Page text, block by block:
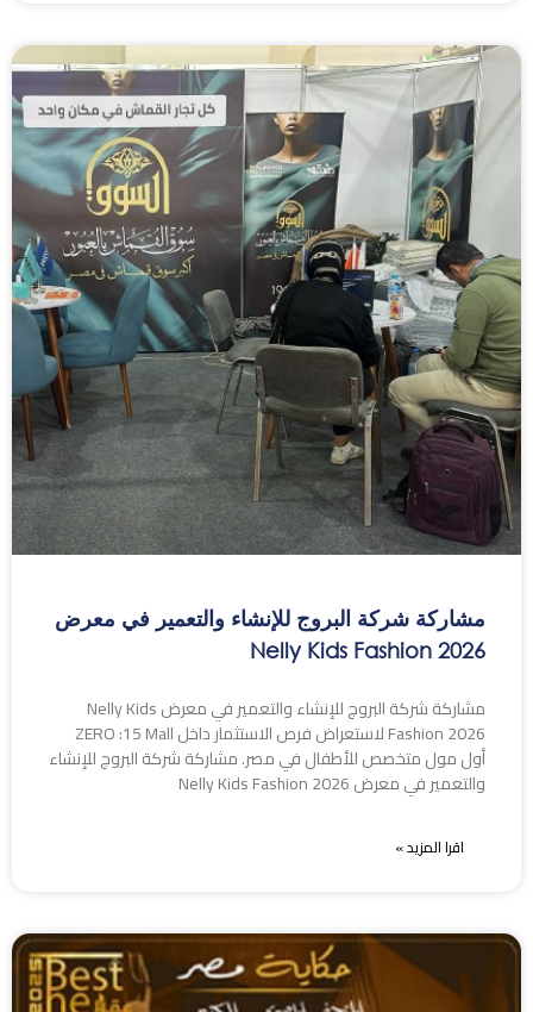
مشاركة شركة البروج للإنشاء والتعمير في معرض
Nelly Kids Fashion 2026
مشاركة شركة البروج للإنشاء والتعمير في معرض Nelly Kids
Fashion 2026 لاستعراض فرص الاستثمار داخل ZERO :15 Mall
أول مول متخصص للأطفال في مصر. مشاركة شركة البروج للإنشاء
والتعمير في معرض Nelly Kids Fashion 2026
اقرا المزيد »